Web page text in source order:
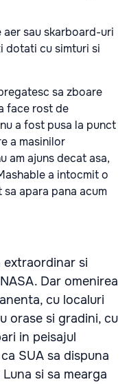
sau skarboard-uri
dotati cu simturi si
sa zboare
face rost de
a fost pusa la punct
a masinilor
am ajuns decat asa,
a intocmit o
apara pana acum
extraordinar si
Dar omenirea
cu localuri
orase si gradini, cu
in peisajul
SUA sa dispuna
si sa mearga